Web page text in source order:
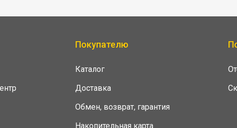
Покупателю
Каталог
Доставка
Обмен, возврат, гарантия
Накопительная карта